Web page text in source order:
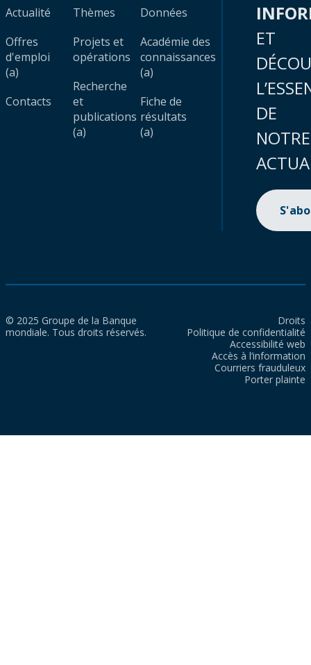
Actualité
Offres
d'emploi
(a)
Contacts
Thèmes
Projets et
opérations
Recherche
et
publications
(a)
Données
Académie des
connaissances
(a)
Fiche de
résultats
(a)
ET
DE
NOTRE
© 2025 Groupe de la Banque
mondiale. Tous droits réservés.
Droits
Politique de confidentialité
Accessibilité web
Accès à l’information
Courriers frauduleux
Porter plainte